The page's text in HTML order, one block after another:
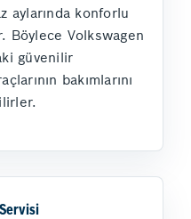
aylarında konforlu
Böylece Volkswagen
güvenilir
bakımlarını